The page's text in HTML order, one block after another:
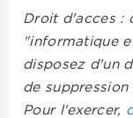
Droit d'acces :
"informatique
disposez d'un
de
Pour l'exercer,